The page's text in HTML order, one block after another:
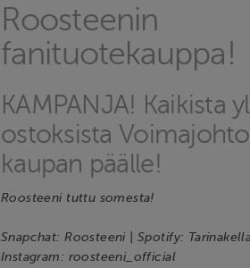
Roosteenin
fanituotekauppa!
KAMPANJA! Kaikista
ostoksista
kaupan päälle!
Roosteeni tuttu somesta!
Snapchat: Roosteeni | Spotify:
Instagram: roosteeni_official